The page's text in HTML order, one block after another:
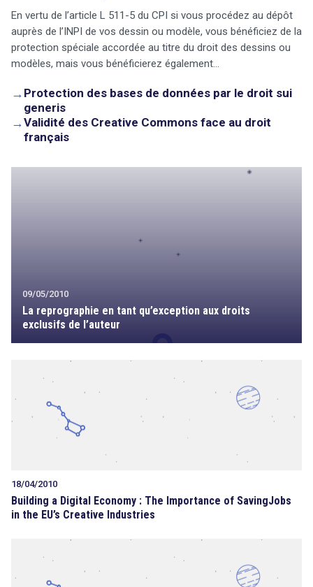
En vertu de l’article L 511-5 du CPI si vous procédez au dépôt
auprès de l’INPI de vos dessin ou modèle, vous bénéficiez de la
protection spéciale accordée au titre du droit des dessins ou
modèles, mais vous bénéficierez également…
→ Protection des bases de données par le droit sui
generis
→Validité des Creative Commons face au droit
français
09/05/2010
La reprographie en tant qu’exception aux droits
exclusifs de l’auteur
18/04/2010
Building a Digital Economy : The Importance of SavingJobs
in the EU’s Creative Industries